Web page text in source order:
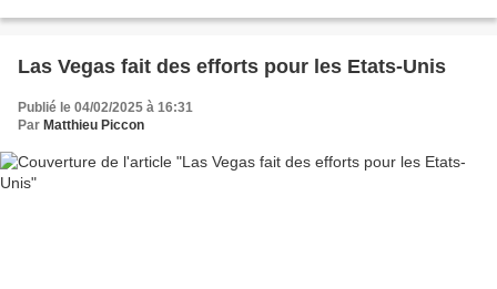
Las Vegas fait des efforts pour les Etats-Unis
Publié le 04/02/2025 à 16:31
Par Matthieu Piccon